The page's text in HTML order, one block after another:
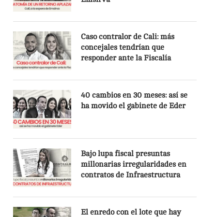
Caso contralor de Cali: más
concejales tendrían que
responder ante la Fiscalía
40 cambios en 30 meses: así se
ha movido el gabinete de Eder
Bajo lupa fiscal presuntas
millonarias irregularidades en
contratos de Infraestructura
El enredo con el lote que hay